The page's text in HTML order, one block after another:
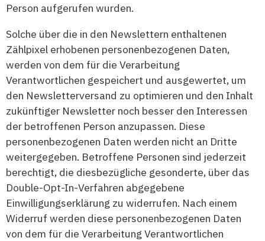
Person aufgerufen wurden.
Solche über die in den Newslettern enthaltenen
Zählpixel erhobenen personenbezogenen Daten,
werden von dem für die Verarbeitung
Verantwortlichen gespeichert und ausgewertet, um
den Newsletterversand zu optimieren und den Inhalt
zukünftiger Newsletter noch besser den Interessen
der betroffenen Person anzupassen. Diese
personenbezogenen Daten werden nicht an Dritte
weitergegeben. Betroffene Personen sind jederzeit
berechtigt, die diesbezügliche gesonderte, über das
Double-Opt-In-Verfahren abgegebene
Einwilligungserklärung zu widerrufen. Nach einem
Widerruf werden diese personenbezogenen Daten
von dem für die Verarbeitung Verantwortlichen